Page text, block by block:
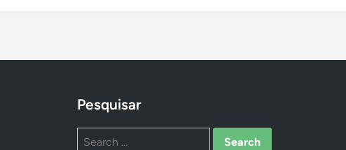
Pesquisar
Search